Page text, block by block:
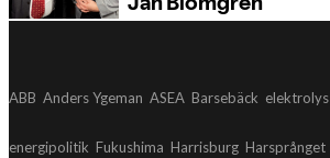
ABB Anders Ygeman ASEA Barsebäck elektrolys
energipolitik Fukushima Harrisburg Harsprånget